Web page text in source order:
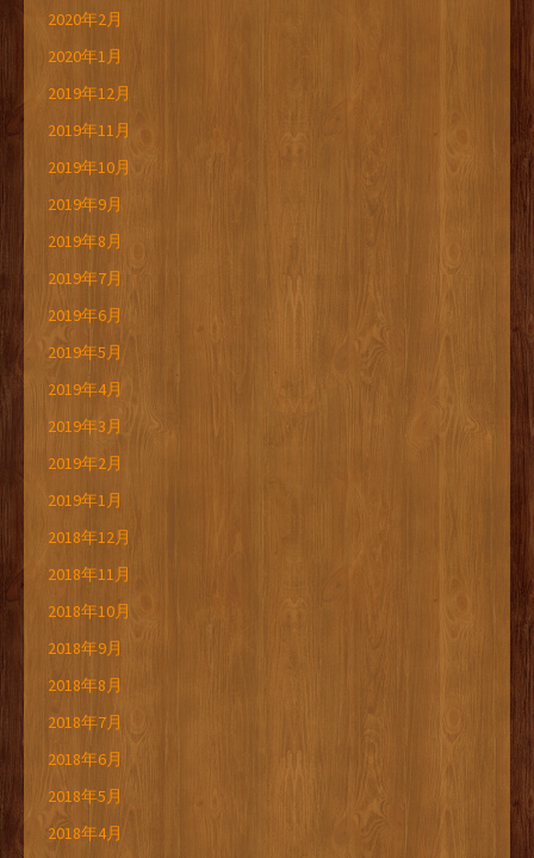
2020年2月
2020年1月
2019年12月
2019年11月
2019年10月
2019年9月
2019年8月
2019年7月
2019年6月
2019年5月
2019年4月
2019年3月
2019年2月
2019年1月
2018年12月
2018年11月
2018年10月
2018年9月
2018年8月
2018年7月
2018年6月
2018年5月
2018年4月